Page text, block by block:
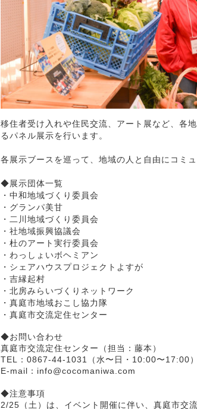
移住者受け入れや住民交流、アート展など、各
るパネル展示を行います。
各展示ブースを巡って、地域の人と自由にコミ
◆展示団体一覧
・中和地域づくり委員会
・グランパ美甘
・二川地域づくり委員会
・社地域振興協議会
・杜のアート実行委員会
・わっしょいボヘミアン
・シェアハウスプロジェクトよすが
・吉縁起村
・北房みらいづくりネットワーク
・真庭市地域おこし協力隊
・真庭市交流定住センター
◆お問い合わせ
真庭市交流定住センター（担当：藤本）
TEL：0867-44-1031（水〜日・10:00〜17:00）
E-mail：info@cocomaniwa.com
◆注意事項
2/25（土）は、イベント開催に伴い、真庭市交